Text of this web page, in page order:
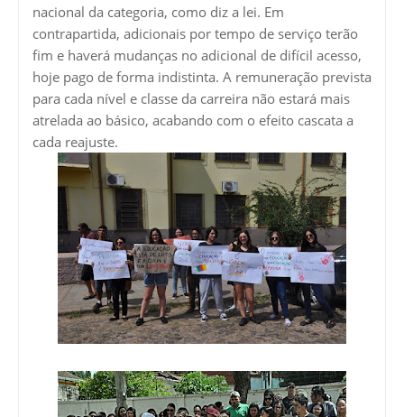
nacional da categoria, como diz a lei. Em
contrapartida, adicionais por tempo de serviço terão
fim e haverá mudanças no adicional de difícil acesso,
hoje pago de forma indistinta. A remuneração prevista
para cada nível e classe da carreira não estará mais
atrelada ao básico, acabando com o efeito cascata a
cada reajuste.